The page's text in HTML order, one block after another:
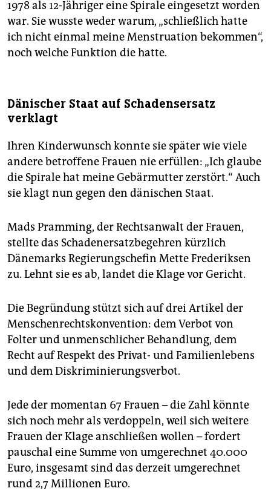
1978 als 12-Jähriger eine Spirale eingesetzt worden
war. Sie wusste weder warum, „schließlich hatte
ich nicht einmal meine Menstruation bekommen“,
noch welche Funktion die hatte.
Dänischer Staat auf Schadensersatz
verklagt
Ihren Kinderwunsch konnte sie später wie viele
andere betroffene Frauen nie erfüllen: „Ich glaube
die Spirale hat meine Gebärmutter zerstört.“ Auch
sie klagt nun gegen den dänischen Staat.
Mads Pramming, der Rechtsanwalt der Frauen,
stellte das Schadenersatzbegehren kürzlich
Dänemarks Regierungschefin Mette Frederiksen
zu. Lehnt sie es ab, landet die Klage vor Gericht.
Die Begründung stützt sich auf drei Artikel der
Menschenrechtskonvention: dem Verbot von
Folter und unmenschlicher Behandlung, dem
Recht auf Respekt des Privat- und Familienlebens
und dem Diskriminierungsverbot.
Jede der momentan 67 Frauen – die Zahl könnte
sich noch mehr als verdoppeln, weil sich weitere
Frauen der Klage anschließen wollen – fordert
pauschal eine Summe von umgerechnet 40.000
Euro, insgesamt sind das derzeit umgerechnet
rund 2,7 Millionen Euro.